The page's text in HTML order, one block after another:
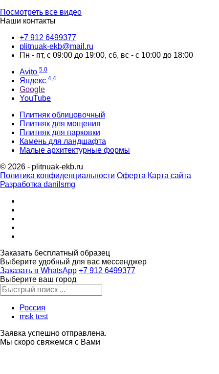
Посмотреть все видео
Наши контакты
‪+7 912 6499377‬
plitnuak-ekb@mail.ru
Пн - пт, с 09:00 до 19:00, сб, вс - с 10:00 до 18:00
Avito 5.0
Яндекс 4,4
Google
YouTube
Плитняк облицовочный
Плитняк для мощения
Плитняк для парковки
Камень для ландшафта
Малые архитектурные формы
© 2026 - plitnuak-ekb.ru
Политика конфиденциальности Оферта Карта сайта
Разработка danilsmg
Заказать бесплатный образец
Выберите удобный для вас мессенджер
Заказать в WhatsApp ‪+7 912 6499377‬
Выберите ваш город
Россия
msk test
Заявка успешно отправлена.
Мы скоро свяжемся с Вами